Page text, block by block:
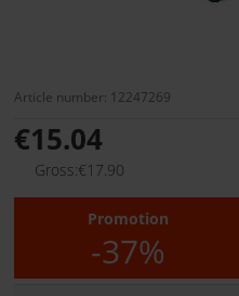
Article number: 12247269
€15.04
Gross:€17.90
Promotion
-37%